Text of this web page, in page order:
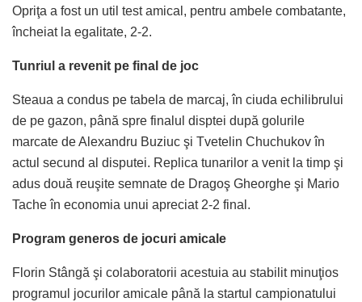
Opriţa a fost un util test amical, pentru ambele combatante,
încheiat la egalitate, 2-2.
Tunriul a revenit pe final de joc
Steaua a condus pe tabela de marcaj, în ciuda echilibrului
de pe gazon, până spre finalul disptei după golurile
marcate de Alexandru Buziuc şi Tvetelin Chuchukov în
actul secund al disputei. Replica tunarilor a venit la timp şi
adus două reuşite semnate de Dragoş Gheorghe şi Mario
Tache în economia unui apreciat 2-2 final.
Program generos de jocuri amicale
Florin Stângă şi colaboratorii acestuia au stabilit minuţios
programul jocurilor amicale până la startul campionatului